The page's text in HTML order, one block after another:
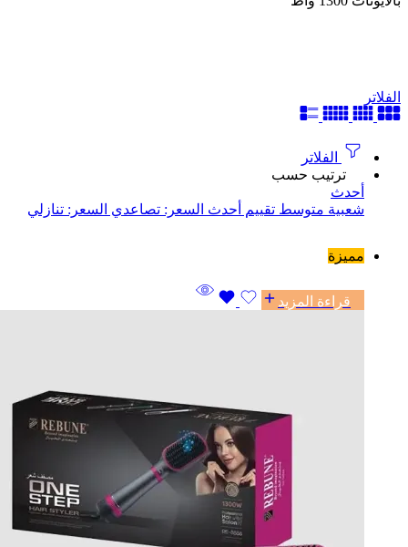
الفلاتر
الفلاتر
ترتيب حسب
أحدث
شعبية متوسط ​​تقييم أحدث السعر: تصاعدي السعر: تنازلي
مميزة
قراءة المزيد